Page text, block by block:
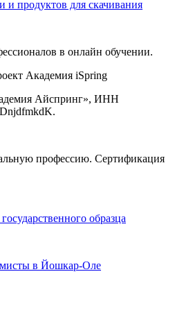
продуктов для скачивания
в онлайн обучении.
Академия iSpring
Айспринг», ИНН
профессию. Сертификация
образца
в Йошкар‑Оле